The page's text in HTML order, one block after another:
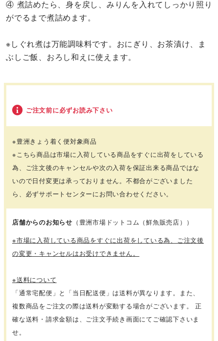
④ 煮詰めたら、身を戻し、みりんを入れてしっかり照り
がでるまで煮詰めます。
※しぐれ煮は万能調味料です。おにぎり、お茶漬け、ま
ぶしご飯、おろし和えに使えます。
ご注文前に必ずお読み下さい
※豊洲きょう着く便対象商品
※こちら商品は市場に入荷している商品をすぐに出荷をしている
為、ご注文後のキャンセルや次の入荷を保証出来る商品ではな
いので日付変更は承っておりません。不都合がございました
ら、必ずサポートセンターにお問い合わせください。
店舗からのお知らせ （豊洲市場ドットコム（鮮魚販売店））
※市場に入荷している商品をすぐに出荷をしている為、ご注文後
の変更・キャンセルはお受けできません。
※送料について
「通常宅配便」と「当日配送便」は送料が異なります。また、
複数商品をご注文の際は送料が変動する場合がございます。 正
確な送料・請求金額は、ご注文手続き画面にてご確認下さいま
せ。